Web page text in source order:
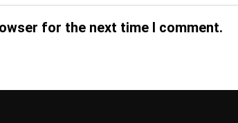
for the next time I comment.